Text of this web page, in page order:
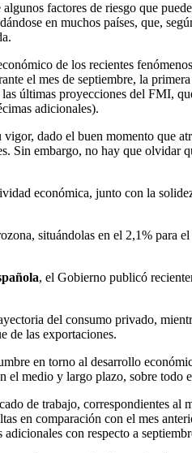
factores de riesgo que
en muchos países, que,
de los recientes
el mes de septiembre, la
últimas proyecciones del FMI,
adicionales).
dado el buen momento que
Sin embargo, no hay que
económica, junto con la
situándolas en el 2,1% para
, el Gobierno publicó
del consumo privado,
de las exportaciones.
en torno al desarrollo
el medio y largo plazo, sobre
de trabajo, correspondientes
en comparación con el mes
con respecto a